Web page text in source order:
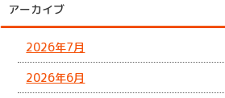
アーカイブ
2026年7月
2026年6月